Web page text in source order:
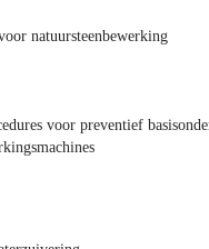
natuursteenbewerking
voor preventief